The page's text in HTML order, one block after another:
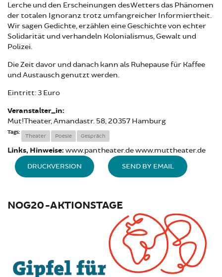
Lerche und den Erscheinungen des Wetters das Phänomen
der totalen Ignoranz trotz umfangreicher Informiertheit.
Wir sagen Gedichte, erzählen eine Geschichte von echter
Solidarität und verhandeln Kolonialismus, Gewalt und
Polizei.
Die Zeit davor und danach kann als Ruhepause für Kaffee
und Austausch genutzt werden.
Eintritt: 3 Euro
Veranstalter_in:
Mut!Theater, Amandastr. 58, 20357 Hamburg
Tags:
Theater Poesie Gespräch
Links, Hinweise: www.pantheater.de www.muttheater.de
DRUCKVERSION SEND BY EMAIL
NOG20-AKTIONSTAGE